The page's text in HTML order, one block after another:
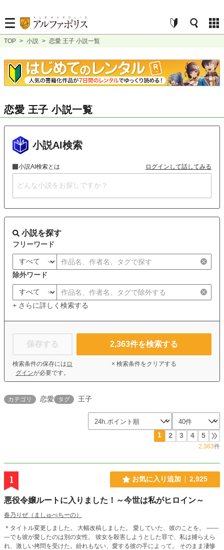
TOP > 小説 > 恋愛 王子 小説一覧
恋愛 王子 小説一覧
小説AI検索
小説AI検索とは ログインして話してみる
小説を探す
フリーワード
除外ワード
+ さらに詳しく検索する
保存する
検索条件の保存には ロ
グインが必要です。
2,363件を検索する
× 検索条件をクリアする
カテゴリ 恋愛 タグ 王子
1 2 3 4 5
2,363件
1 お気に入り追加 2,925
悪役令嬢ルートに入りました！～今世は私がヒロイン～
春乃りぜ（ましゅぺちーの）
＊タイトル変更しました。 大幅改稿しました。 愛していた、彼のことを。 ――
―でも彼が愛したのは別の女性。 彼女を殺害しようとした罪で、私は捕らえら
れ、激しい拷問を受けた。紛れもない、愛する彼の手によって。 そのまま凄惨